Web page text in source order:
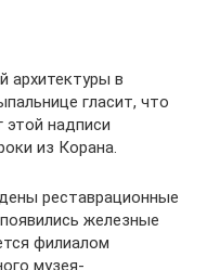
архитектуры в
гласит, что
этой надписи
из Корана.
реставрационные
железные
филиалом
музея-